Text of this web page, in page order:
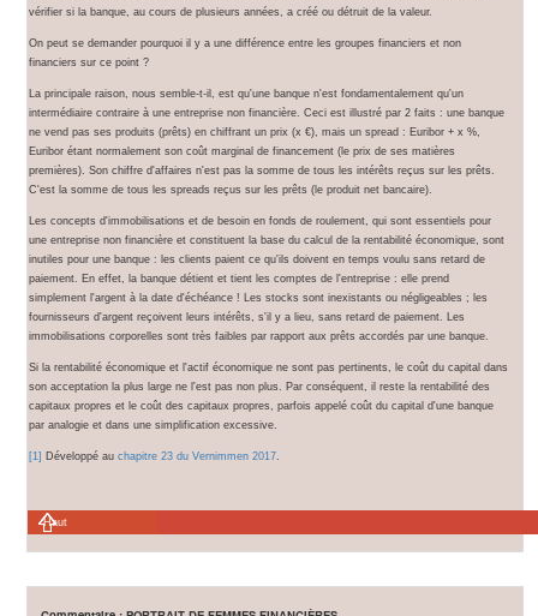
vérifier si la banque, au cours de plusieurs années, a créé ou détruit de la valeur.
On peut se demander pourquoi il y a une différence entre les groupes financiers et non
financiers sur ce point ?
La principale raison, nous semble-t-il, est qu'une banque n'est fondamentalement qu'un
intermédiaire contraire à une entreprise non financière. Ceci est illustré par 2 faits : une banque
ne vend pas ses produits (prêts) en chiffrant un prix (x €), mais un spread : Euribor + x %,
Euribor étant normalement son coût marginal de financement (le prix de ses matières
premières). Son chiffre d'affaires n'est pas la somme de tous les intérêts reçus sur les prêts.
C'est la somme de tous les spreads reçus sur les prêts (le produit net bancaire).
Les concepts d'immobilisations et de besoin en fonds de roulement, qui sont essentiels pour
une entreprise non financière et constituent la base du calcul de la rentabilité économique, sont
inutiles pour une banque : les clients paient ce qu'ils doivent en temps voulu sans retard de
paiement. En effet, la banque détient et tient les comptes de l'entreprise : elle prend
simplement l'argent à la date d'échéance ! Les stocks sont inexistants ou négligeables ; les
fournisseurs d'argent reçoivent leurs intérêts, s'il y a lieu, sans retard de paiement. Les
immobilisations corporelles sont très faibles par rapport aux prêts accordés par une banque.
Si la rentabilité économique et l'actif économique ne sont pas pertinents, le coût du capital dans
son acceptation la plus large ne l'est pas non plus. Par conséquent, il reste la rentabilité des
capitaux propres et le coût des capitaux propres, parfois appelé coût du capital d'une banque
par analogie et dans une simplification excessive.
[1] Développé au chapitre 23 du Vernimmen 2017
Haut